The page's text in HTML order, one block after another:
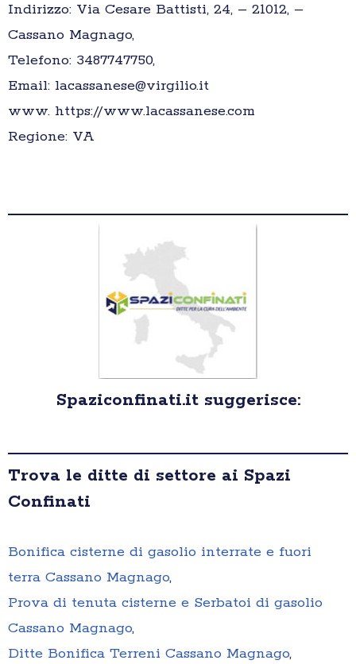
Indirizzo: Via Cesare Battisti, 24, – 21012, –
Cassano Magnago,
Telefono: 3487747750,
Email: lacassanese@virgilio.it
www. https://www.lacassanese.com
Regione: VA
Spaziconfinati.it suggerisce:
Trova le ditte di settore ai Spazi
Confinati
Bonifica cisterne di gasolio interrate e fuori
terra Cassano Magnago,
Prova di tenuta cisterne e Serbatoi di gasolio
Cassano Magnago,
Ditte Bonifica Terreni Cassano Magnago,